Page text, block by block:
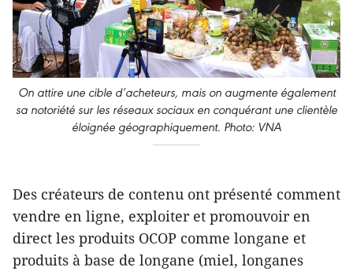
On attire une cible d’acheteurs, mais on augmente également
sa notoriété sur les réseaux sociaux en conquérant une clientèle
éloignée géographiquement. Photo: VNA
Des créateurs de contenu ont présenté comment
vendre en ligne, exploiter et promouvoir en
direct les produits OCOP comme longane et
produits à base de longane (miel, longanes